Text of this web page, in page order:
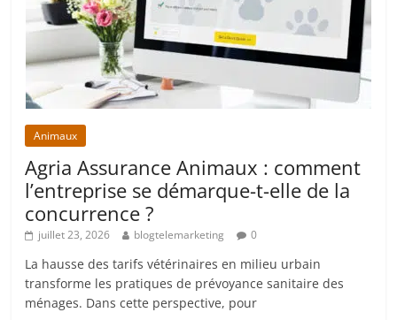
Animaux
Agria Assurance Animaux : comment
l’entreprise se démarque-t-elle de la
concurrence ?
juillet 23, 2026 blogtelemarketing 0
La hausse des tarifs vétérinaires en milieu urbain
transforme les pratiques de prévoyance sanitaire des
ménages. Dans cette perspective, pour